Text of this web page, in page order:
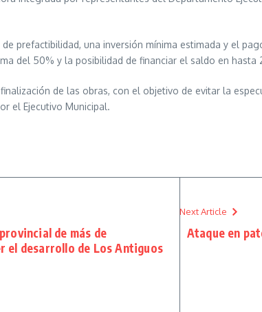
prefactibilidad, una inversión mínima estimada y el
del 50% y la posibilidad de financiar el saldo en hasta
de las obras, con el objetivo de evitar la
el Ejecutivo Municipal.
de más de
desarrollo de Los Antiguos
Next Article
Ataque en